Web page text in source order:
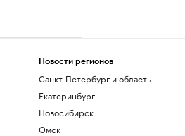
Новости регионов
Санкт-Петербург и область
Екатеринбург
Новосибирск
Омск